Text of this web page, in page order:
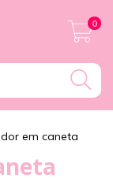
0
em caneta